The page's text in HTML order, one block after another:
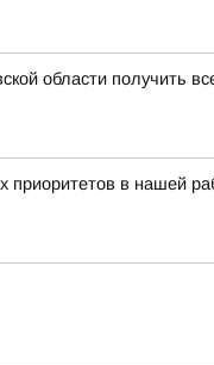
области получить
приоритетов в нашей